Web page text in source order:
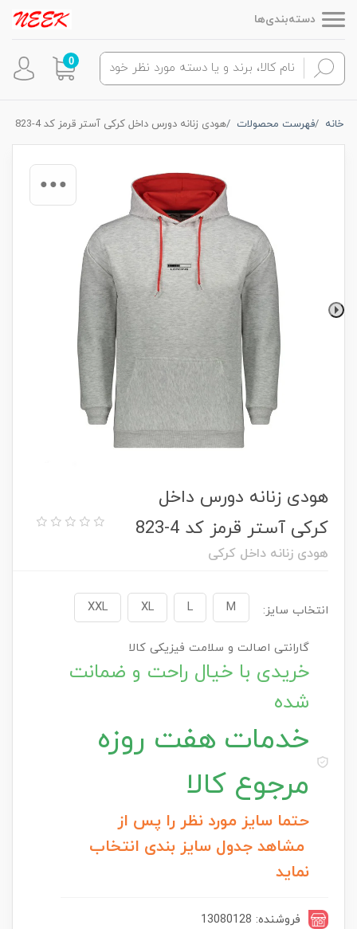
دسته‌بندی‌ها
0
خانه فهرست محصولات هودی زنانه دورس داخل کرکی آستر قرمز کد 4-823
هودی زنانه دورس داخل
کرکی آستر قرمز کد 4-823
هودی زنانه داخل کرکی
انتخاب سایز: M
L
XL
XXL
گارانتی اصالت و سلامت فیزیکی کالا
خریدی با خیال راحت و ضمانت
شده
خدمات هفت روزه
مرجوع کالا
حتما سایز مورد نظر را پس از
مشاهد جدول سایز بندی انتخاب
نماید
فروشنده: 13080128